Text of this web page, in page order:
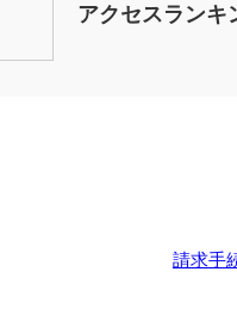
アクセスランキ
請求手